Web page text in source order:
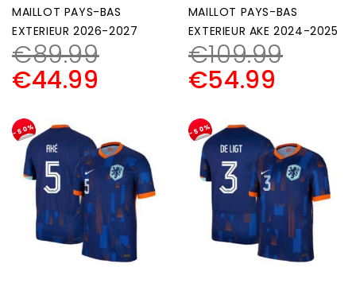
MAILLOT PAYS-BAS
EXTERIEUR 2026-2027
€89.99
€44.99
MAILLOT PAYS-BAS
EXTERIEUR AKE 2024-2025
€109.99
€54.99
-50% -50%